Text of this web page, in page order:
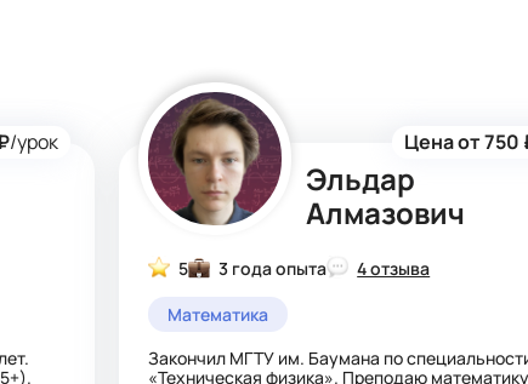
/урок
Эльдар
Алмазович
Цена от 750
5 3 года опыта
4 отзыва
Математика
Закончил МГТУ им. Баумана по
«Техническая физика». Преподаю